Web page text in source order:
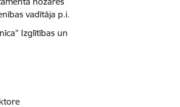
vadītāja p.i.
Izglītības un